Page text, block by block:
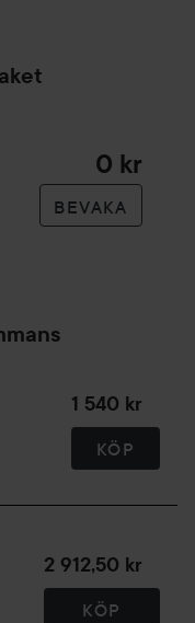
0 kr
BEVAKA
1 540 kr
KÖP
2 912,50 kr
KÖP